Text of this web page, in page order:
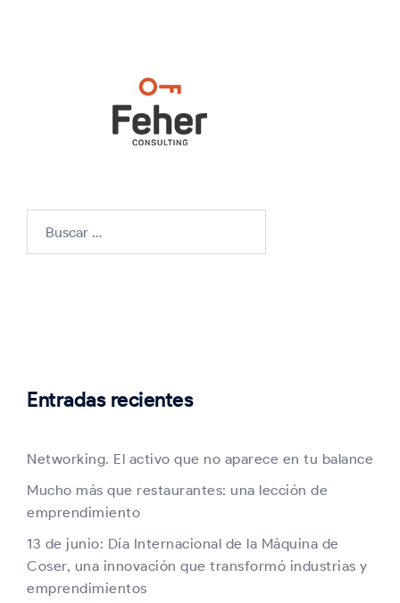
Entradas recientes
Networking. El activo que no aparece en tu balance
Mucho más que restaurantes: una lección de
emprendimiento
13 de junio: Día Internacional de la Máquina de
Coser, una innovación que transformó industrias y
emprendimientos